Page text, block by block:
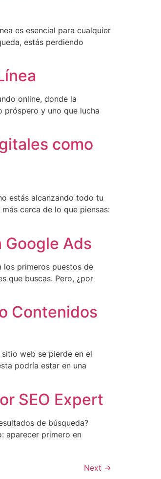
es esencial para cualquier
estás perdiendo
online, donde la
próspero y uno que lucha
como
estás alcanzando todo tu
cerca de lo que piensas:
Google Ads
los primeros puestos de
que buscas. Pero, ¿por
Contenidos
web se pierde en el
podría estar en una
SEO Expert
de búsqueda?
aparecer primero en
Next →